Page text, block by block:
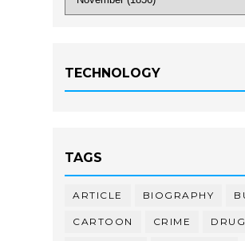
TECHNOLOGY
TAGS
ARTICLE BIOGRAPHY
CARTOON CRIME DRUG